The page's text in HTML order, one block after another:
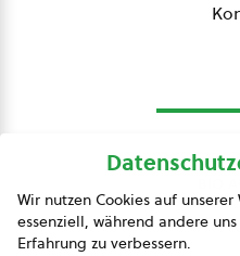
Wir nutzen Cookies auf
essenziell, während andere
Erfahrung zu verbessern.